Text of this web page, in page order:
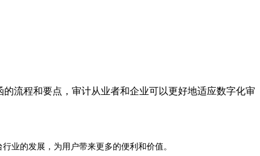
流程和要点，审计从业者和企业可以更好地适应数字化审
业的发展，为用户带来更多的便利和价值。